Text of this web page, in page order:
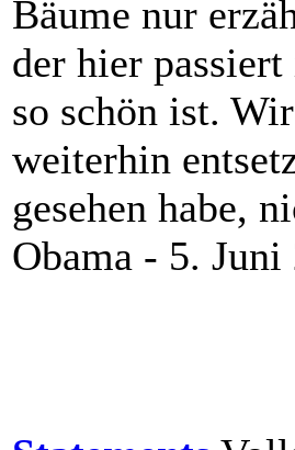
Bäume nur
der hier
so schön ist.
weiterhin
gesehen habe,
Obama - 5. Juni